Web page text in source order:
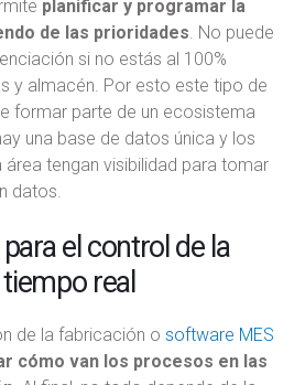
planificar y programar la
de las prioridades. No puede
si no estás al 100%
y almacén. Por esto este tipo de
formar parte de un ecosistema
una base de datos única y los
tengan visibilidad para tomar
datos.
el control de la
real
de la fabricación o software MES
cómo van los procesos en las